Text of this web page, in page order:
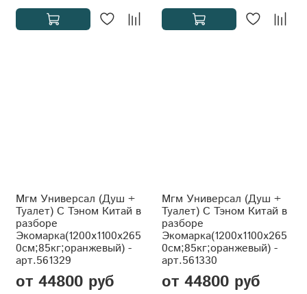
Мгм Универсал (Душ +
Туалет) С Тэном Китай в
разборе
Экомарка(1200x1100x265
0см;85кг;оранжевый) -
арт.561329
от 44800 руб
Мгм Универсал (Душ +
Туалет) С Тэном Китай в
разборе
Экомарка(1200x1100x265
0см;85кг;оранжевый) -
арт.561330
от 44800 руб